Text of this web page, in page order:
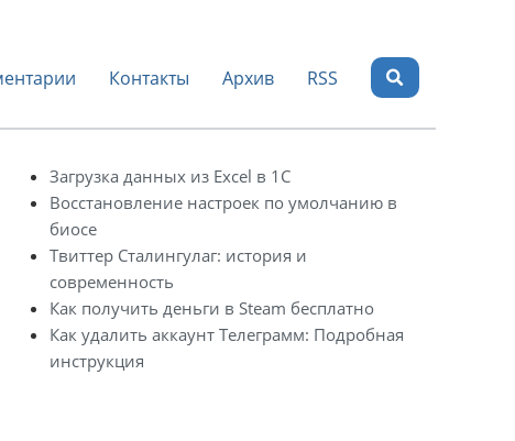
Контакты Архив RSS
Загрузка данных из Excel в 1С
Восстановление настроек по умолчанию в
биосе
Твиттер Сталингулаг: история и
современность
Как получить деньги в Steam бесплатно
Как удалить аккаунт Телеграмм: Подробная
инструкция